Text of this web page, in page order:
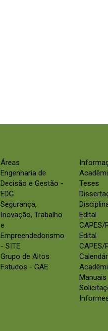
Áreas
Engenharia de
Decisão e Gestão -
EDG
Segurança,
Inovação, Trabalho
e
Empreendedorismo
- SITE
Grupo de Altos
Estudos - GAE
Teses
Edital
CAPES/
Edital
CAPES/
Manuais